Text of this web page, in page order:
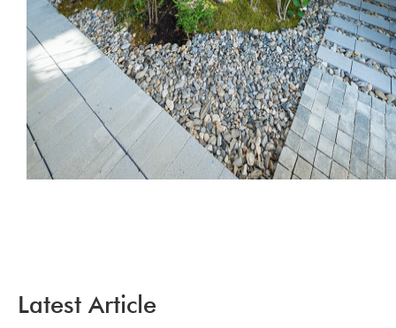
Latest Article